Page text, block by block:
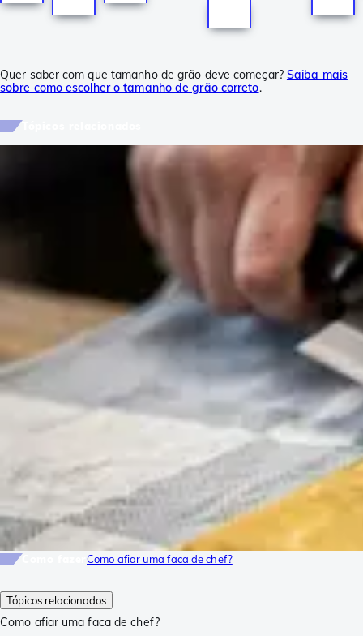
Tópicos relacionados
Como afiar uma faca de chef?
Quer saber com que tamanho de grão deve começar? Saiba mais
sobre como escolher o tamanho de grão correto.
Como afiar uma faca de chef?